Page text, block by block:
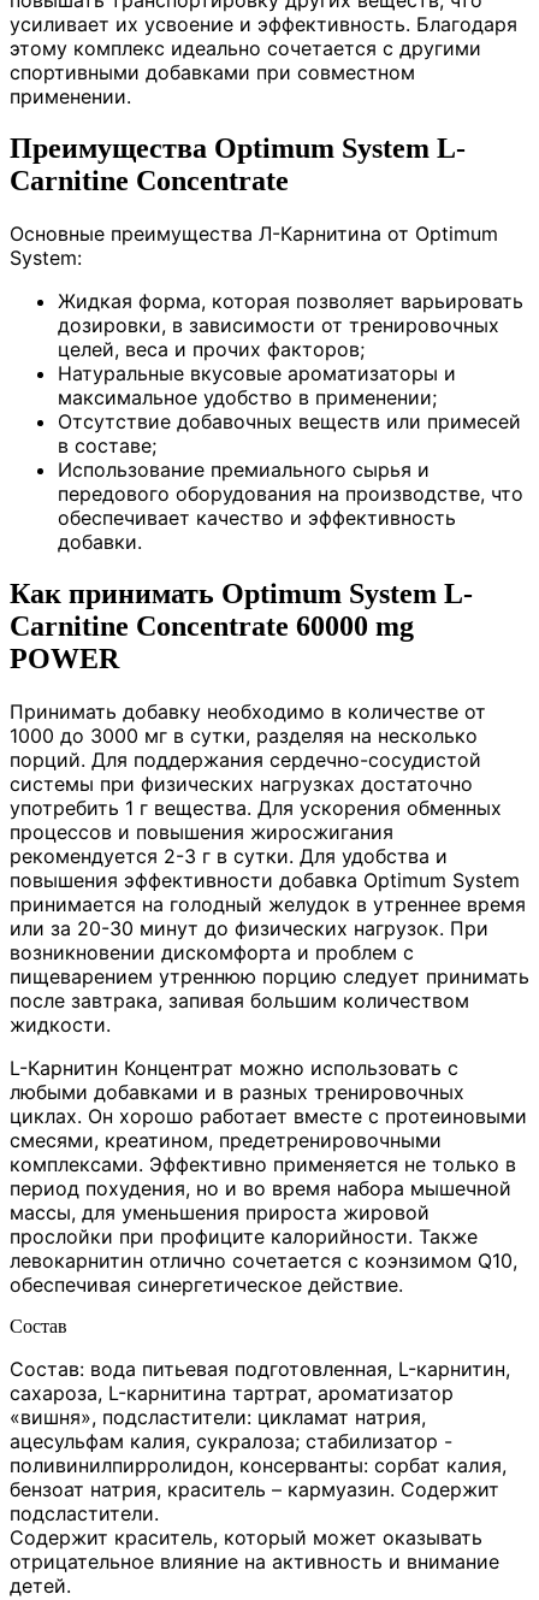
усиливает их усвоение и эффективность. Благодаря
этому комплекс идеально сочетается с другими
спортивными добавками при совместном
применении.
Преимущества Optimum System L-
Carnitine Concentrate
Основные преимущества Л-Карнитина от Optimum
System:
Жидкая форма, которая позволяет варьировать
дозировки, в зависимости от тренировочных
целей, веса и прочих факторов;
Натуральные вкусовые ароматизаторы и
максимальное удобство в применении;
Отсутствие добавочных веществ или примесей
в составе;
Использование премиального сырья и
передового оборудования на производстве, что
обеспечивает качество и эффективность
добавки.
Как принимать Optimum System L-
Carnitine Concentrate 60000 mg
POWER
Принимать добавку необходимо в количестве от
1000 до 3000 мг в сутки, разделяя на несколько
порций. Для поддержания сердечно-сосудистой
системы при физических нагрузках достаточно
употребить 1 г вещества. Для ускорения обменных
процессов и повышения жиросжигания
рекомендуется 2-3 г в сутки. Для удобства и
повышения эффективности добавка Optimum System
принимается на голодный желудок в утреннее время
или за 20-30 минут до физических нагрузок. При
возникновении дискомфорта и проблем с
пищеварением утреннюю порцию следует принимать
после завтрака, запивая большим количеством
жидкости.
L-Карнитин Концентрат можно использовать с
любыми добавками и в разных тренировочных
циклах. Он хорошо работает вместе с протеиновыми
смесями, креатином, предетренировочными
комплексами. Эффективно применяется не только в
период похудения, но и во время набора мышечной
массы, для уменьшения прироста жировой
прослойки при профиците калорийности. Также
левокарнитин отлично сочетается с коэнзимом Q10,
обеспечивая синергетическое действие.
Состав
Состав: вода питьевая подготовленная, L-карнитин,
сахароза, L-карнитина тартрат, ароматизатор
«вишня», подсластители: цикламат натрия,
ацесульфам калия, сукралоза; стабилизатор -
поливинилпирролидон, консерванты: сорбат калия,
бензоат натрия, краситель – кармуазин. Содержит
подсластители.
Содержит краситель, который может оказывать
отрицательное влияние на активность и внимание
детей.